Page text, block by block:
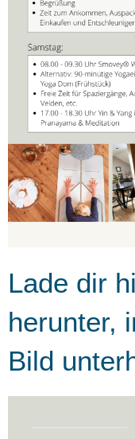
Lade dir
herunter,
Bild